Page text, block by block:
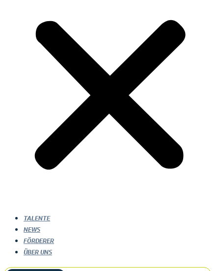
TALENTE
NEWS
FÖRDERER
ÜBER UNS